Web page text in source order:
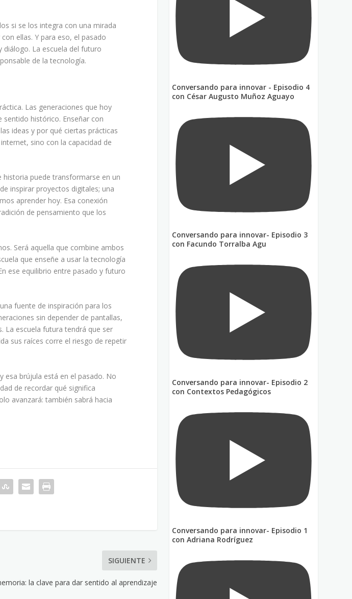
si se los integra con una mirada
ellas. Y para eso, el pasado
La escuela del futuro
de la tecnología.
Las generaciones que hoy
sentido histórico. Enseñar con
ideas y por qué ciertas prácticas
sino con la capacidad de
historia puede transformarse en un
inspirar proyectos digitales; una
aprender hoy. Esa conexión
de pensamiento que los
Será aquella que combine ambos
que enseñe a usar la tecnología
ese equilibrio entre pasado y futuro
fuente de inspiración para los
sin depender de pantallas,
La escuela futura tendrá que ser
sus raíces corre el riesgo de repetir
esa brújula está en el pasado. No
de recordar qué significa
avanzará: también sabrá hacia
SIGUIENTE
la clave para dar sentido al aprendizaje
Conversando para innovar - Episodio 4
con César Augusto Muñoz Aguayo
Conversando para innovar- Episodio 3
con Facundo Torralba Agu
Conversando para innovar- Episodio 2
con Contextos Pedagógicos
Conversando para innovar- Episodio 1
con Adriana Rodríguez